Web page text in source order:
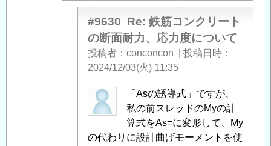
力
#9630 Re: 鉄筋コンクリート
の断面耐力、応力度について
投稿者 conconcon
投稿日時
2024/12/03(火) 11:35
匿
名
稿
「Asの誘導式」ですが、
私の前スレッドのMyの計
算式をAs=に変形して、My
の代わりに設計曲げモーメントを使